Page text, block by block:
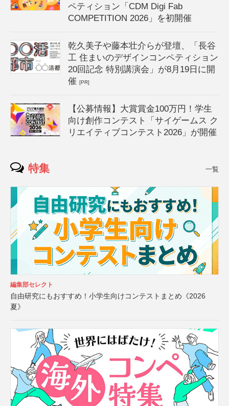
ペティション「CDM Digi Fab
COMPETITION 2026」を初開催
乾久美子や藤本壮介らが登壇、「長谷
工 住まいのデザインコンペティション
20回記念 特別講演会」が8月19日に開
催[PR]
【公募情報】大賞賞金100万円！学生
向け創作コンテスト「サイゲームス ク
リエイティブコンテスト2026」が開催
特集 一覧
編集部セレクト
自由研究にもおすすめ！小学生向けコンテストまとめ《2026
夏》